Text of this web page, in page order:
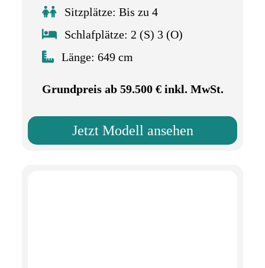
Sitzplätze: Bis zu 4
Schlafplätze: 2 (S) 3 (O)
Länge: 649 cm
Grundpreis ab 59.500 € inkl. MwSt.
Jetzt Modell ansehen